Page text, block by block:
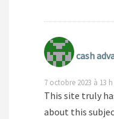
cash
7 octobre 2023 à 13
This site truly
about this